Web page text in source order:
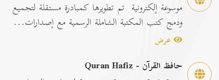
موسوعة إلكترونية تم تطويرها كمبادرة مستقلة لتجميع
ودمج كتب المكتبة الشاملة الرسمية مع إصدارات...
عرض
حافظ القرآن - Quran Hafiz